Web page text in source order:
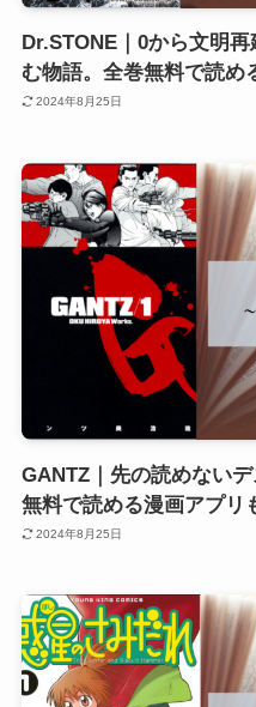
Dr.STONE｜0から文明
む物語。全巻無料で読め
2024年8月25日
GANTZ｜先の読めない
無料で読める漫画アプリ
2024年8月25日